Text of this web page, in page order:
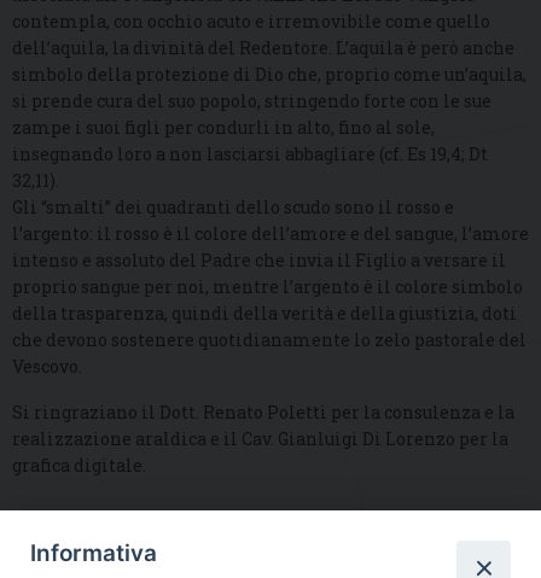
contempla, con occhio acuto e irremovibile come quello
dell’aquila, la divinità del Redentore. L’aquila è però anche
simbolo della protezione di Dio che, proprio come un’aquila,
si prende cura del suo popolo, stringendo forte con le sue
zampe i suoi figli per condurli in alto, fino al sole,
insegnando loro a non lasciarsi abbagliare (cf. Es 19,4; Dt
32,11).
Gli “smalti” dei quadranti dello scudo sono il rosso e
l’argento: il rosso è il colore dell’amore e del sangue, l’amore
intenso e assoluto del Padre che invia il Figlio a versare il
proprio sangue per noi, mentre l’argento è il colore simbolo
della trasparenza, quindi della verità e della giustizia, doti
che devono sostenere quotidianamente lo zelo pastorale del
Vescovo.
Si ringraziano il Dott. Renato Poletti per la consulenza e la
realizzazione araldica e il Cav. Gianluigi Di Lorenzo per la
grafica digitale.
DIOCESI SUBURBICARIA DI ALBANO
Informativa